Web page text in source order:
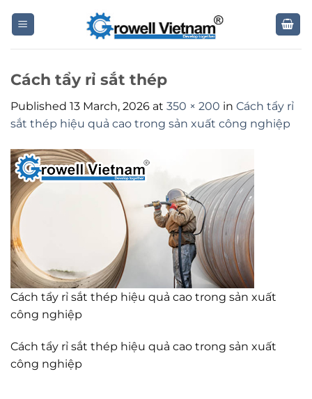
Cách tẩy rỉ sắt thép
Published 13 March, 2026 at 350 × 200 in Cách tẩy rỉ
sắt thép hiệu quả cao trong sản xuất công nghiệp
Cách tẩy rỉ sắt thép hiệu quả cao trong sản xuất
công nghiệp
Cách tẩy rỉ sắt thép hiệu quả cao trong sản xuất
công nghiệp